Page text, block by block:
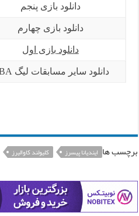
دانلود بازی پنجم
دانلود بازی چهارم
دانلود بازی اول
دانلود سایر مسابقات لیگ NBA
برچسب ها ایندیانا پیسرز کلیولند کاوالیرز